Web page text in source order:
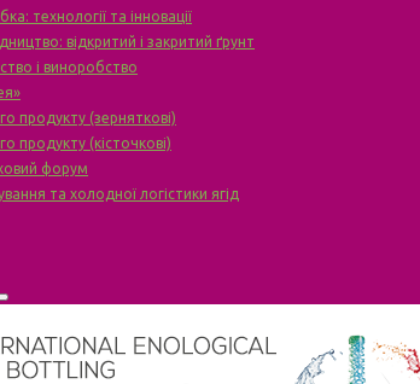
технології та інновації
відкритий і закритий ґрунт
і виноробство
продукту (зерняткові)
продукту (кісточкові)
форум
та холодної логістики ягід